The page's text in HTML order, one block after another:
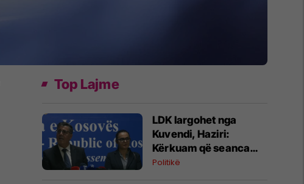
Top Lajme
LDK largohet nga
Kuvendi, Haziri:
Kërkuam që seanca
konstituive të mbahet
Politikë